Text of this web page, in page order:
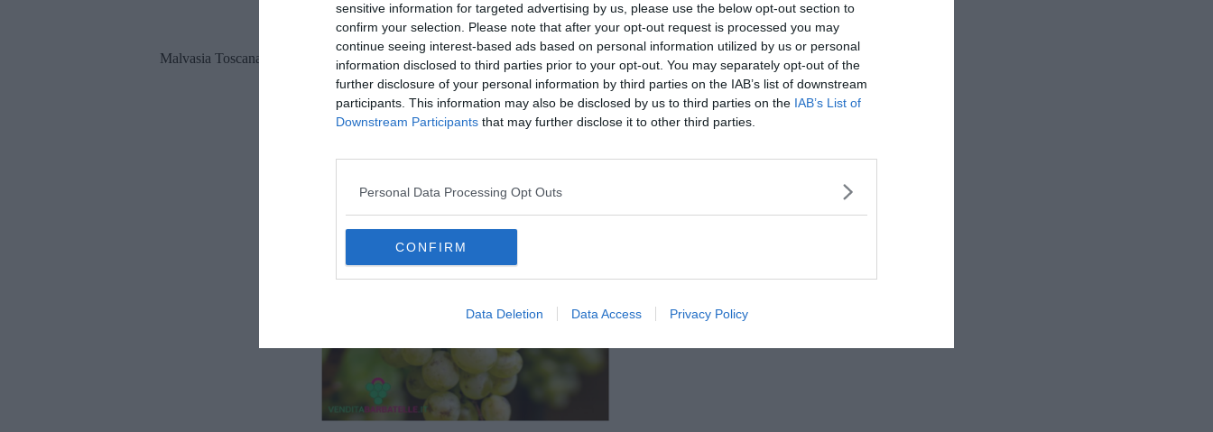
sensitive information for targeted advertising by us, please use the below opt-out section to
confirm your selection. Please note that after your opt-out request is processed you may
continue seeing interest-based ads based on personal information utilized by us or personal
information disclosed to third parties prior to your opt-out. You may separately opt-out of the
further disclosure of your personal information by third parties on the IAB’s list of downstream
participants. This information may also be disclosed by us to third parties on the IAB’s List of
Downstream Participants that may further disclose it to other third parties.
Personal Data Processing Opt Outs
CONFIRM
Data Deletion Data Access Privacy Policy
Malvasia Toscana Bianca Lunga